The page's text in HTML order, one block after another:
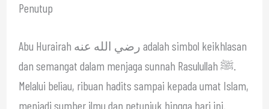
Penutup
Abu Hurairah رضي الله عنه adalah simbol keikhlasan
dan semangat dalam menjaga sunnah Rasulullah ﷺ.
Melalui beliau, ribuan hadits sampai kepada umat Islam,
menjadi sumber ilmu dan petunjuk hingga hari ini.